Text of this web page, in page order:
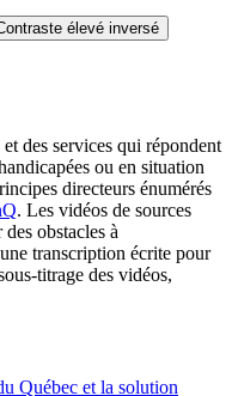
élevé inversé
des services qui répondent
ou en situation
directeurs énumérés
. Les vidéos de sources
obstacles à
transcription écrite pour
titrage des vidéos,
Québec et la solution